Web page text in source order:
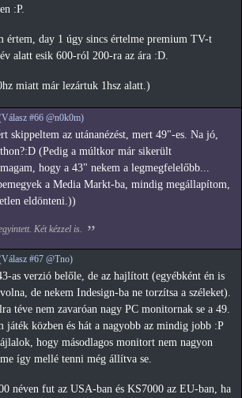
:P.
értem, day 1 úgy sincs értelme premium TV-t
alatt esik 600-ról 200-ra az ára :D.
miatt már lezártuk 1hsz alatt.)
#66 @n0k0m)
skippeltem az utánanézést, mert 49"-es. Na jó,
(Pedig a múltkor már sikerült
hogy a 43" nekem a legmegfelelőbb...
a Media Markt-ba, mindig megállapítom,
eldönteni.))
Két kézzel is.
#67 @Tno)
as verzió belőle, de az hajlított (egyébként én is
de nekem Indesign-ba ne torzítsa a széleket).
téve nem zavaróan nagy PC monitornak se a 49.
játék közben és hát a nagyobb az mindig jobb :P
hogy másodlagos monitort nem nagyon
így mellé tenni még állítva se.
néven fut az USA-ban és KS7000 az EU-ban, ha